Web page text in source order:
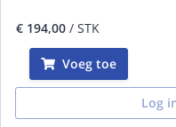
€ 194,00 / STK
Voeg toe
Log